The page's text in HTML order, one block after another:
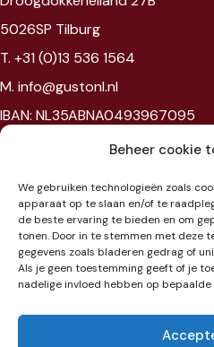
Beheer cookie
We gebruiken technologieën zoals
apparaat op te slaan en/of te
de beste ervaring te bieden en om
tonen. Door in te stemmen met deze
gegevens zoals bladeren gedrag of
Als je geen toestemming geeft of je
nadelige invloed hebben op
5026SP Tilburg
T. +31 (0)13 536 1564
M. info@gustonl.nl
IBAN: NL35ABNA0493967095
VAT: NL867594172B01
BTW: NL867594172B01
Showroom
Jaarbeursplein 6
3521 AL Utrecht